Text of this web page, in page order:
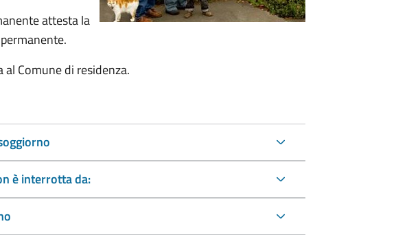
attesta la
Comune di residenza.
è interrotta da: